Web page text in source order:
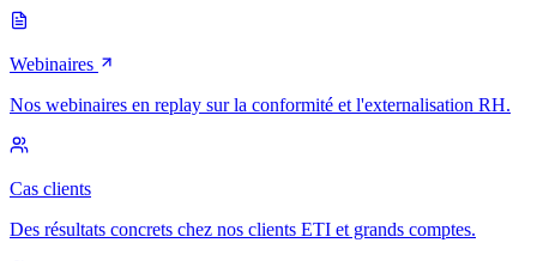
Webinaires
Nos webinaires en replay sur la conformité et l'externalisation RH.
Cas clients
Des résultats concrets chez nos clients ETI et grands comptes.